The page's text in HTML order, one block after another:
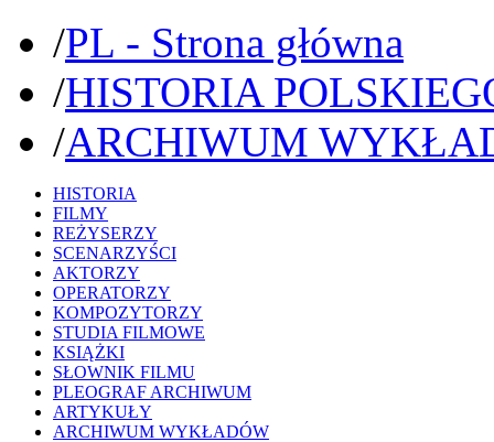
/PL - Strona główna
/HISTORIA
/ARCHIWUM
HISTORIA
FILMY
REŻYSERZY
SCENARZYŚCI
AKTORZY
OPERATORZY
KOMPOZYTORZY
STUDIA FILMOWE
KSIĄŻKI
SŁOWNIK FILMU
PLEOGRAF ARCHIWUM
ARTYKUŁY
ARCHIWUM WYKŁADÓW